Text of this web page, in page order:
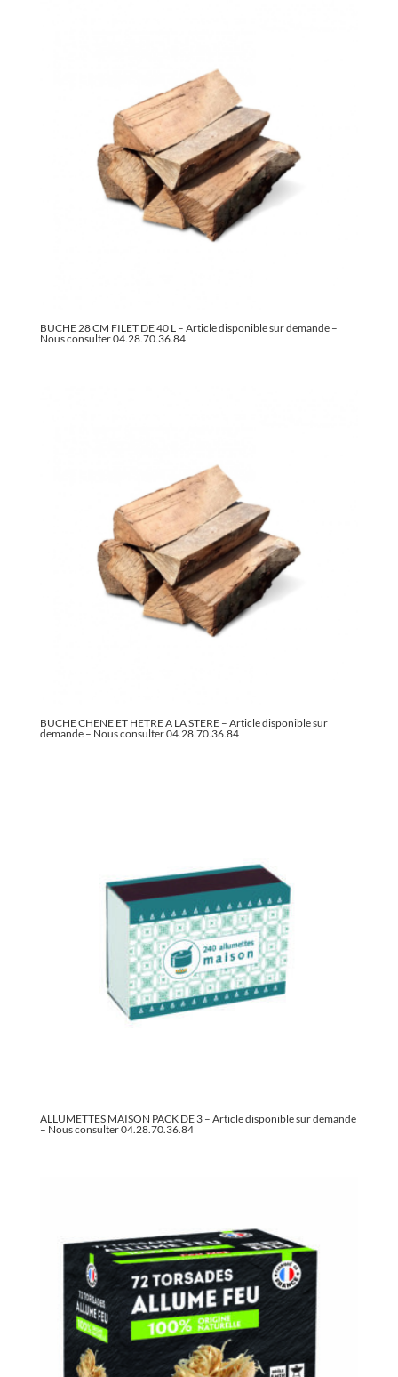
BUCHE 28 CM FILET DE 40 L – Article disponible sur demande –
Nous consulter 04.28.70.36.84
BUCHE CHENE ET HETRE A LA STERE – Article disponible sur
demande – Nous consulter 04.28.70.36.84
ALLUMETTES MAISON PACK DE 3 – Article disponible sur demande
– Nous consulter 04.28.70.36.84